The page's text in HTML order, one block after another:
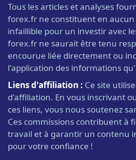
Tous les articles et analyses
forex.fr ne constituent en aucun
infaillible pour un investir avec
forex.fr ne saurait être tenu
encourue liée directement ou
l'application des informations
Liens d'affiliation : Ce site
d'affiliation. En vous inscrivant
ces liens, vous nous soutenez
Ces commissions contribuent à
travail et à garantir un contenu
pour votre confiance !